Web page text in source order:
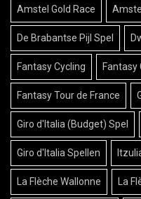
Amstel Gold Race
De Brabantse Pijl Spel
Fantasy Cycling Fantasy
Fantasy Tour de France
Giro d'Italia (Budget) Spel
Giro d'Italia Spellen
La Flèche Wallonne La